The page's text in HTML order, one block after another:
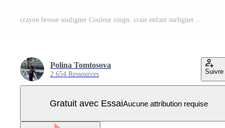
crayon brosse souligner Couleur coups. craie enfant surligner griffonner accident vasculaire cérébral. main tiré brosse souligner élément ensemble pour accent, crayon texture accentuation élément. rugueux craie Vecteur Pro
Polina Tomtosova
2 654 Ressources Suivre
Gratuit avec EssaiAucune attribution requise